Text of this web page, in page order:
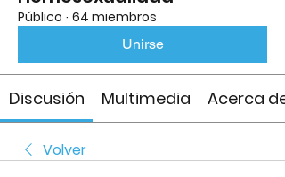
Público · 64 miembros
Unirse
Discusión Multimedia Acerca de
Volver